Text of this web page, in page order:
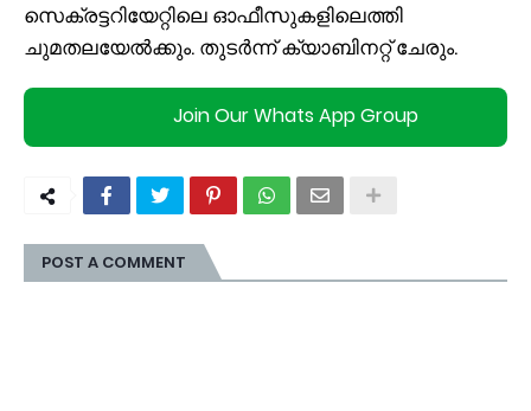
സെക്രട്ടറിയേറ്റിലെ ഓഫീസുകളിലെത്തി
ചുമതലയേൽക്കും. തുടർന്ന് ക്യാബിനറ്റ് ചേരും.
Join Our Whats App Group
POST A COMMENT